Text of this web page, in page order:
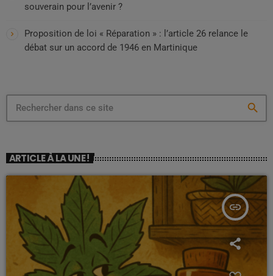
souverain pour l’avenir ?
Proposition de loi « Réparation » : l’article 26 relance le
débat sur un accord de 1946 en Martinique
search
ARTICLE À LA UNE !
insert_link